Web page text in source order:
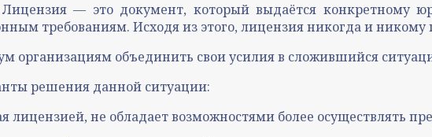
— это документ, который выдаётся конкретному
требованиям. Исходя из этого, лицензия никогда и никому
организациям объединить свои усилия в сложившийся
решения данной ситуации:
лицензией, не обладает возможностями более осуществлять